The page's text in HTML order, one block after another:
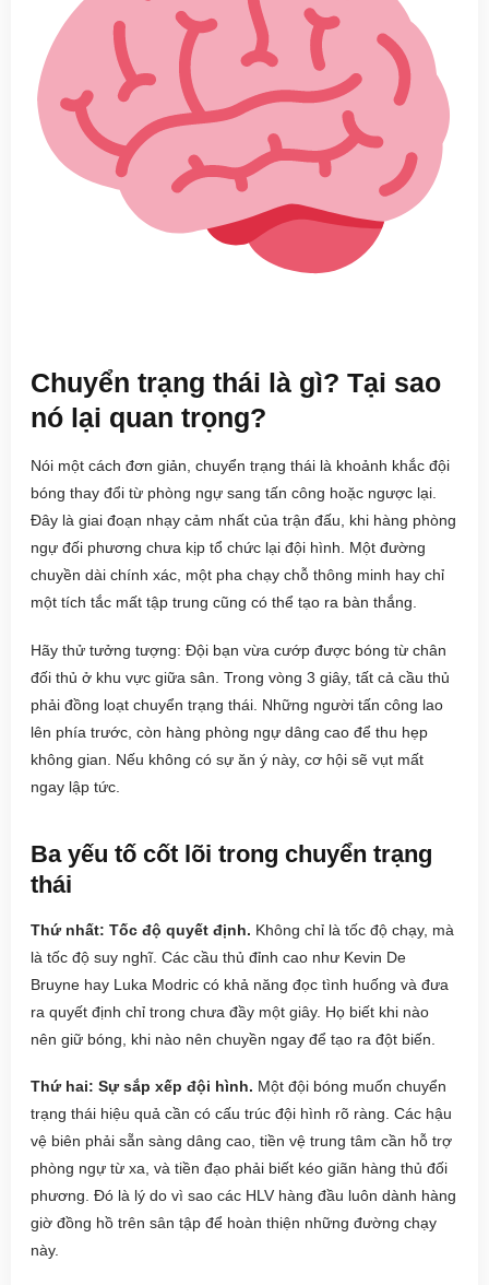
Chuyển trạng thái là gì? Tại sao
nó lại quan trọng?
Nói một cách đơn giản, chuyển trạng thái là khoảnh khắc đội
bóng thay đổi từ phòng ngự sang tấn công hoặc ngược lại.
Đây là giai đoạn nhạy cảm nhất của trận đấu, khi hàng phòng
ngự đối phương chưa kịp tổ chức lại đội hình. Một đường
chuyền dài chính xác, một pha chạy chỗ thông minh hay chỉ
một tích tắc mất tập trung cũng có thể tạo ra bàn thắng.
Hãy thử tưởng tượng: Đội bạn vừa cướp được bóng từ chân
đối thủ ở khu vực giữa sân. Trong vòng 3 giây, tất cả cầu thủ
phải đồng loạt chuyển trạng thái. Những người tấn công lao
lên phía trước, còn hàng phòng ngự dâng cao để thu hẹp
không gian. Nếu không có sự ăn ý này, cơ hội sẽ vụt mất
ngay lập tức.
Ba yếu tố cốt lõi trong chuyển trạng
thái
Thứ nhất: Tốc độ quyết định. Không chỉ là tốc độ chạy, mà
là tốc độ suy nghĩ. Các cầu thủ đỉnh cao như Kevin De
Bruyne hay Luka Modric có khả năng đọc tình huống và đưa
ra quyết định chỉ trong chưa đầy một giây. Họ biết khi nào
nên giữ bóng, khi nào nên chuyền ngay để tạo ra đột biến.
Thứ hai: Sự sắp xếp đội hình. Một đội bóng muốn chuyển
trạng thái hiệu quả cần có cấu trúc đội hình rõ ràng. Các hậu
vệ biên phải sẵn sàng dâng cao, tiền vệ trung tâm cần hỗ trợ
phòng ngự từ xa, và tiền đạo phải biết kéo giãn hàng thủ đối
phương. Đó là lý do vì sao các HLV hàng đầu luôn dành hàng
giờ đồng hồ trên sân tập để hoàn thiện những đường chạy
này.